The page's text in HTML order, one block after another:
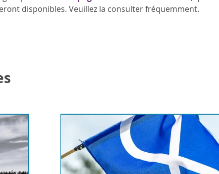
disponibles. Veuillez la consulter fréquemment.